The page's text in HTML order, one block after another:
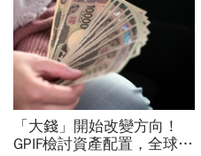
「大錢」開始改變方向！
GPIF檢討資產配置，全球資